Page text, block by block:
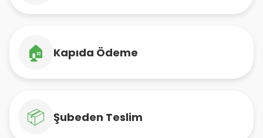
🏠 Kapıda Ödeme
📦 Şubeden Teslim